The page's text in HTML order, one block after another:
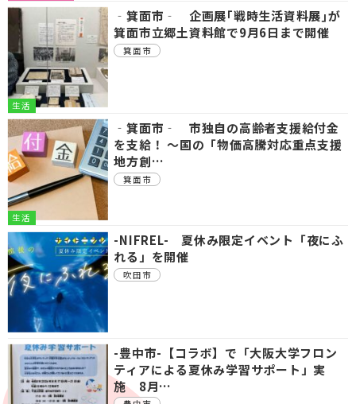
生活
‐箕面市‐ 企画展｢戦時生活資料展｣が
箕面市立郷土資料館で9月6日まで開催
箕面市
生活
‐箕面市‐ 市独自の高齢者支援給付金
を支給！ ～国の「物価高騰対応重点支援
地方創…
箕面市
-NIFREL- 夏休み限定イベント「夜にふ
れる」を開催
吹田市
-豊中市-【コラボ】で「大阪大学フロン
ティアによる夏休み学習サポート」実
施 8月…